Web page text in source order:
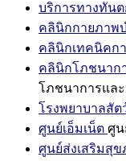
บริการทางทันต
คลินิกกายภาพ
คลินิกเทคนิคก
คลินิกโภชนาก
โภชนาการแล
โรงพยาบาลสัต
ศูนย์เอ็มเน็ต ศูน
ศูนย์ส่งเสริมสุข